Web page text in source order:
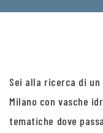
Sei alla ricerca di
Milano con vasche
tematiche dove